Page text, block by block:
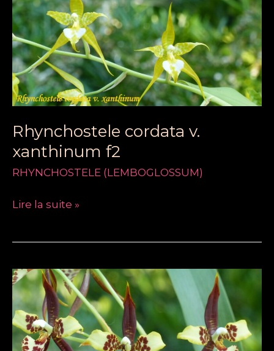
Rhynchostele cordata v.
xanthinum f2
RHYNCHOSTELE (LEMBOGLOSSUM)
v.
xanthinum
f2
Lire la suite »
Rhynchostele
cordata
f2